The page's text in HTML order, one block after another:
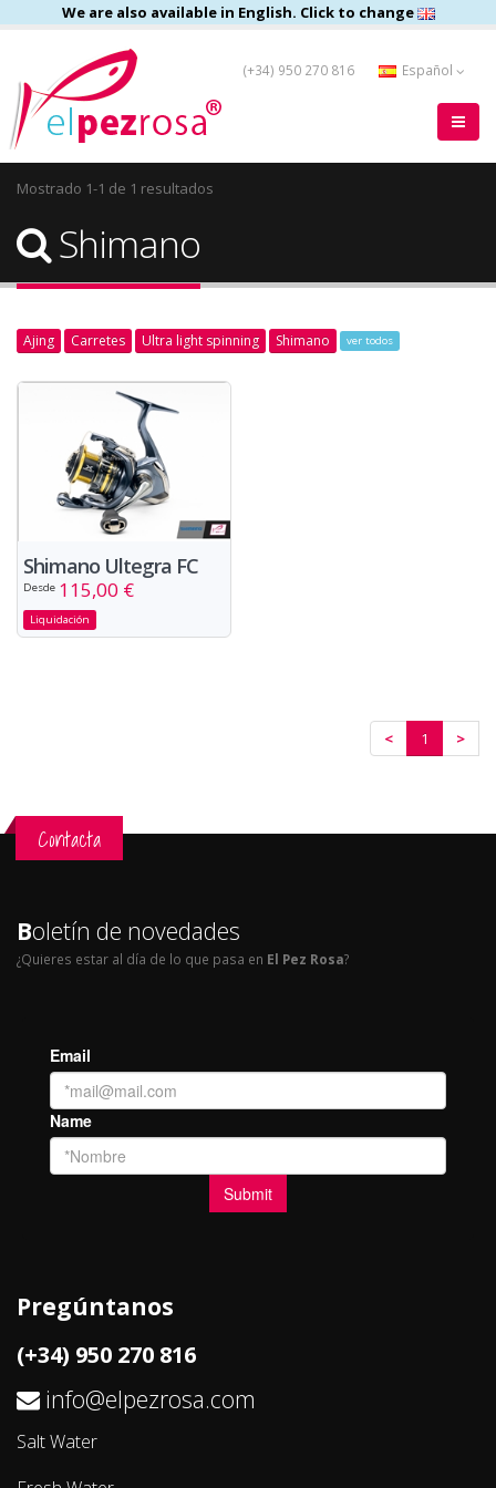
We are also available in English. Click to change
(+34) 950 270 816 Español
Mostrado 1-1 de 1 resultados
Shimano
Ajing Carretes Ultra light spinning Shimano ver todos
Shimano Ultegra FC
Desde 115,00 €
Liquidación
< 1 >
Contacta
Boletín de novedades
¿Quieres estar al día de lo que pasa en El Pez Rosa?
Pregúntanos
(+34) 950 270 816
info@elpezrosa.com
Salt Water